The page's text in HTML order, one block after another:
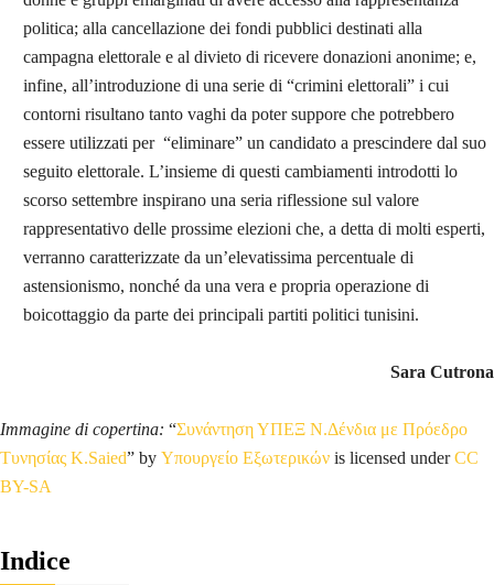
politica; alla cancellazione dei fondi pubblici destinati alla
campagna elettorale e al divieto di ricevere donazioni anonime; e,
infine, all’introduzione di una serie di “crimini elettorali” i cui
contorni risultano tanto vaghi da poter suppore che potrebbero
essere utilizzati per “eliminare” un candidato a prescindere dal suo
seguito elettorale. L’insieme di questi cambiamenti introdotti lo
scorso settembre inspirano una seria riflessione sul valore
rappresentativo delle prossime elezioni che, a detta di molti esperti,
verranno caratterizzate da un’elevatissima percentuale di
astensionismo, nonché da una vera e propria operazione di
boicottaggio da parte dei principali partiti politici tunisini.
Sara Cutrona
Immagine di copertina: “Συνάντηση ΥΠΕΞ Ν.Δένδια με Πρόεδρο
Τυνησίας K.Saied” by Υπουργείο Εξωτερικών is licensed underCC
BY-SA
Indice